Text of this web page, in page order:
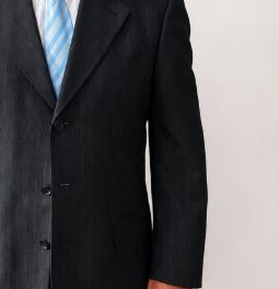
martes 4 de agosto, los
caminar lentamente hacia el
un mes la montaña descendió
calles enteras.
hijos con una fuerza distinta,
que la vida puede cambiar en
viento apenas movía las hojas
todavía podían
deslave.